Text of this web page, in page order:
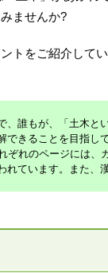
ませんか?
トをご紹介して
誰もが、「土木と
きることを目指し
れのページには、
ています。また、